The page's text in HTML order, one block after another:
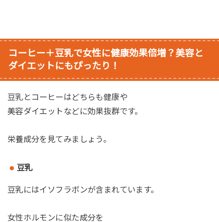
コーヒー＋豆乳で女性に健康効果倍増？ 美容と
ダイエットにもぴったり！
豆乳とコーヒーはどちらも健康や
美容ダイエットなどに効果抜群です。
栄養成分を見てみましょう。
豆乳
豆乳にはイソフラボンが含まれています。
女性ホルモンに似た成分を